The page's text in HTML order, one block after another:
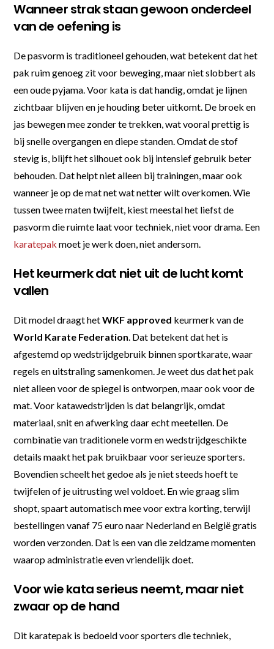
Wanneer strak staan gewoon onderdeel
van de oefening is
De pasvorm is traditioneel gehouden, wat betekent dat het
pak ruim genoeg zit voor beweging, maar niet slobbert als
een oude pyjama. Voor kata is dat handig, omdat je lijnen
zichtbaar blijven en je houding beter uitkomt. De broek en
jas bewegen mee zonder te trekken, wat vooral prettig is
bij snelle overgangen en diepe standen. Omdat de stof
stevig is, blijft het silhouet ook bij intensief gebruik beter
behouden. Dat helpt niet alleen bij trainingen, maar ook
wanneer je op de mat net wat netter wilt overkomen. Wie
tussen twee maten twijfelt, kiest meestal het liefst de
pasvorm die ruimte laat voor techniek, niet voor drama. Een
karatepak moet je werk doen, niet andersom.
Het keurmerk dat niet uit de lucht komt
vallen
Dit model draagt hetWKF approved keurmerk van de
World Karate Federation. Dat betekent dat het is
afgestemd op wedstrijdgebruik binnen sportkarate, waar
regels en uitstraling samenkomen. Je weet dus dat het pak
niet alleen voor de spiegel is ontworpen, maar ook voor de
mat. Voor katawedstrijden is dat belangrijk, omdat
materiaal, snit en afwerking daar echt meetellen. De
combinatie van traditionele vorm en wedstrijdgeschikte
details maakt het pak bruikbaar voor serieuze sporters.
Bovendien scheelt het gedoe als je niet steeds hoeft te
twijfelen of je uitrusting wel voldoet. En wie graag slim
shopt, spaart automatisch mee voor extra korting, terwijl
bestellingen vanaf 75 euro naar Nederland en België gratis
worden verzonden. Dat is een van die zeldzame momenten
waarop administratie even vriendelijk doet.
Voor wie kata serieus neemt, maar niet
zwaar op de hand
Dit karatepak is bedoeld voor sporters die techniek,